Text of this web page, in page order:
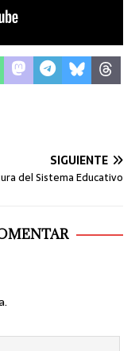
SIGUIENTE
del Sistema Educativo